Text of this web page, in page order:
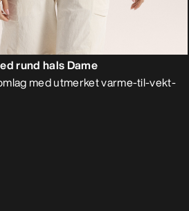
rund hals Dame
med utmerket varme-til-vekt-